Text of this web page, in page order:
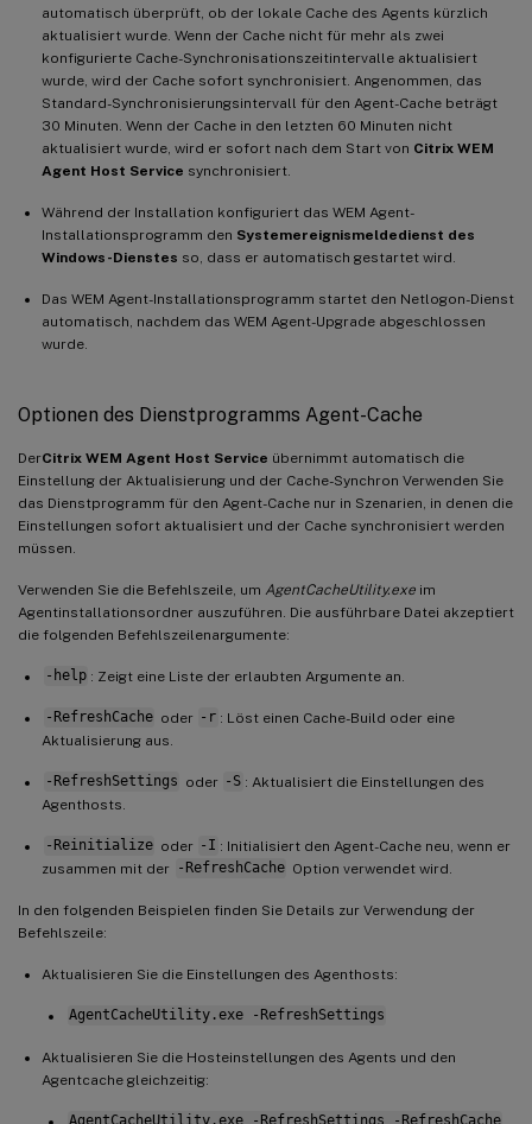
automatisch überprüft, ob der lokale Cache des Agents kürzlich
aktualisiert wurde. Wenn der Cache nicht für mehr als zwei
konfigurierte Cache-Synchronisationszeitintervalle aktualisiert
wurde, wird der Cache sofort synchronisiert. Angenommen, das
Standard-Synchronisierungsintervall für den Agent-Cache beträgt
30 Minuten. Wenn der Cache in den letzten 60 Minuten nicht
aktualisiert wurde, wird er sofort nach dem Start von Citrix WEM
Agent Host Service synchronisiert.
Während der Installation konfiguriert das WEM Agent-
Installationsprogramm den Systemereignismeldedienst des
Windows-Dienstes so, dass er automatisch gestartet wird.
Das WEM Agent-Installationsprogramm startet den Netlogon-Dienst
automatisch, nachdem das WEM Agent-Upgrade abgeschlossen
wurde.
Optionen des Dienstprogramms Agent-Cache
DerCitrix WEM Agent Host Service übernimmt automatisch die
Einstellung der Aktualisierung und der Cache-Synchron Verwenden Sie
das Dienstprogramm für den Agent-Cache nur in Szenarien, in denen die
Einstellungen sofort aktualisiert und der Cache synchronisiert werden
müssen.
Verwenden Sie die Befehlszeile, um AgentCacheUtility.exe im
Agentinstallationsordner auszuführen. Die ausführbare Datei akzeptiert
die folgenden Befehlszeilenargumente:
-help : Zeigt eine Liste der erlaubten Argumente an.
-RefreshCache oder -r : Löst einen Cache-Build oder eine
Aktualisierung aus.
-RefreshSettings oder -S : Aktualisiert die Einstellungen des
Agenthosts.
-Reinitialize oder -I : Initialisiert den Agent-Cache neu, wenn er
zusammen mit der -RefreshCache Option verwendet wird.
In den folgenden Beispielen finden Sie Details zur Verwendung der
Befehlszeile:
Aktualisieren Sie die Einstellungen des Agenthosts:
AgentCacheUtility.exe -RefreshSettings
Aktualisieren Sie die Hosteinstellungen des Agents und den
Agentcache gleichzeitig: